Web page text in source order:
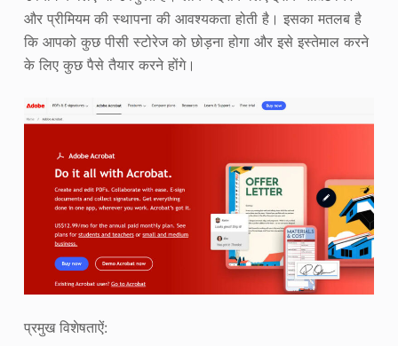
और प्रीमियम की स्थापना की आवश्यकता होती है। इसका मतलब है
कि आपको कुछ पीसी स्टोरेज को छोड़ना होगा और इसे इस्तेमाल करने
के लिए कुछ पैसे तैयार करने होंगे।
प्रमुख विशेषताऐं: